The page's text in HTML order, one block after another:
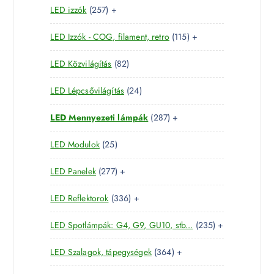
k
m
é
k
e
r
m
é
k
LED izzók 2572
5
7
t
e
r
m
é
k
+
LED Izzók - COG, filament, retro 1151
1
t
r
é
+
LED Közvilágítás 828
2
t
e
r
m
k
LED Lépcsővilágítás 242
4
t
e
m
k
LED Mennyezeti lámpák 2872
8
t
r
é
k
+
LED Modulok 252
5
t
e
r
m
é
k
LED Panelek 2772
7
7
t
e
r
m
é
+
LED Reflektorok 3363
3
6
t
e
r
+
LED Spotlámpák: G4, G9, GU10, stb... 2352
3
t
+
LED Szalagok, tápegységek 3643
6
+